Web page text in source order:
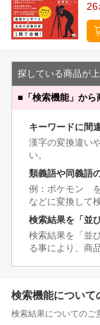
26
探している商品が
■ 「検索機能」か
キーワードに間
漢字の変換違い
い。
類義語や同義語
例：ポケモン
などに変換して
検索結果を「並
検索結果を「並
る事により、商
検索機能について
検索結果についてのご